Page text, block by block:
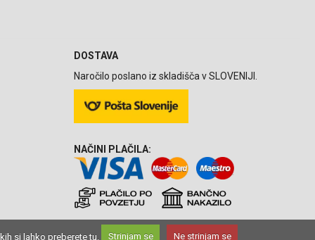
DOSTAVA
Naročilo poslano iz skladišča v SLOVENIJI.
NAČINI PLAČILA:
si lahko preberetetu. Strinjam se Ne strinjam se